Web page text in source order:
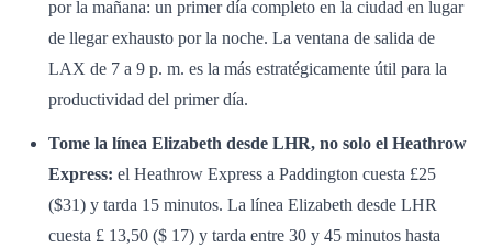
por la mañana: un primer día completo en la ciudad en lugar
de llegar exhausto por la noche. La ventana de salida de
LAX de 7 a 9 p. m. es la más estratégicamente útil para la
productividad del primer día.
Tome la línea Elizabeth desde LHR, no solo el Heathrow
Express: el Heathrow Express a Paddington cuesta £25
($31) y tarda 15 minutos. La línea Elizabeth desde LHR
cuesta £ 13,50 ($ 17) y tarda entre 30 y 45 minutos hasta